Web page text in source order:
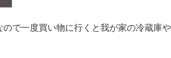
で一度買い物に行くと我が家の冷蔵庫や